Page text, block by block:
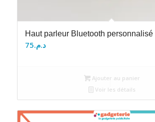
Haut parleur Bluetooth personnalisé
د.م.75
Ajouter au panier
Voir les détails